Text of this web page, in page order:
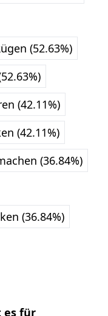
(52.63%)
(42.11%)
(42.11%)
(36.84%)
(36.84%)
es für